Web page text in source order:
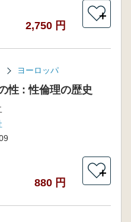
2,750 円
＋
ヨーロッパ
性 : 性倫理の歴史
880 円
＋